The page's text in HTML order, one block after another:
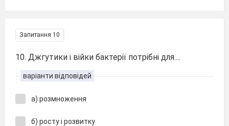
Запитання 10
10. Джгутики і війки бактерії потрібні для....
варіанти відповідей
а) розмноження
б) росту і розвитку